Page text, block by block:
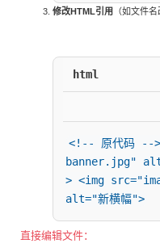
修改HTML引用 （如文件名
html
<!-- 原代码 --
banner.jpg"
> <img
alt="新横幅">
直接编辑文件：